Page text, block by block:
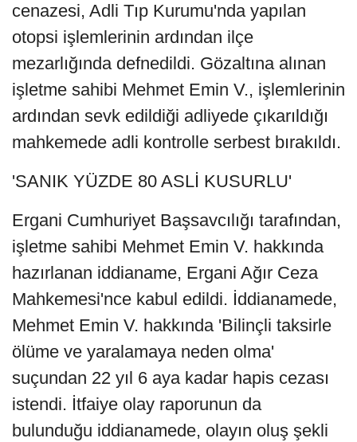
cenazesi, Adli Tıp Kurumu'nda yapılan
otopsi işlemlerinin ardından ilçe
mezarlığında defnedildi. Gözaltına alınan
işletme sahibi Mehmet Emin V., işlemlerinin
ardından sevk edildiği adliyede çıkarıldığı
mahkemede adli kontrolle serbest bırakıldı.
'SANIK YÜZDE 80 ASLİ KUSURLU'
Ergani Cumhuriyet Başsavcılığı tarafından,
işletme sahibi Mehmet Emin V. hakkında
hazırlanan iddianame, Ergani Ağır Ceza
Mahkemesi'nce kabul edildi. İddianamede,
Mehmet Emin V. hakkında 'Bilinçli taksirle
ölüme ve yaralamaya neden olma'
suçundan 22 yıl 6 aya kadar hapis cezası
istendi. İtfaiye olay raporunun da
bulunduğu iddianamede, olayın oluş şekli